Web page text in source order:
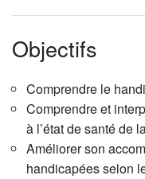
Objectifs
Comprendre le
Comprendre et
à l’état de santé de
Améliorer son
handicapées selon